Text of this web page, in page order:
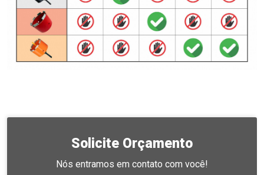
Solicite Orçamento
Nós entramos em contato com você!